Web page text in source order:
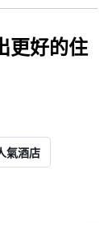
更好的住
氣酒店